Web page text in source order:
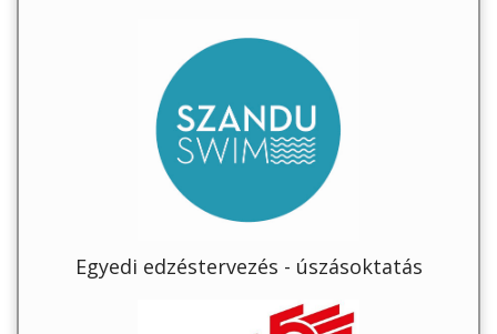
Egyedi edzéstervezés - úszásoktatás